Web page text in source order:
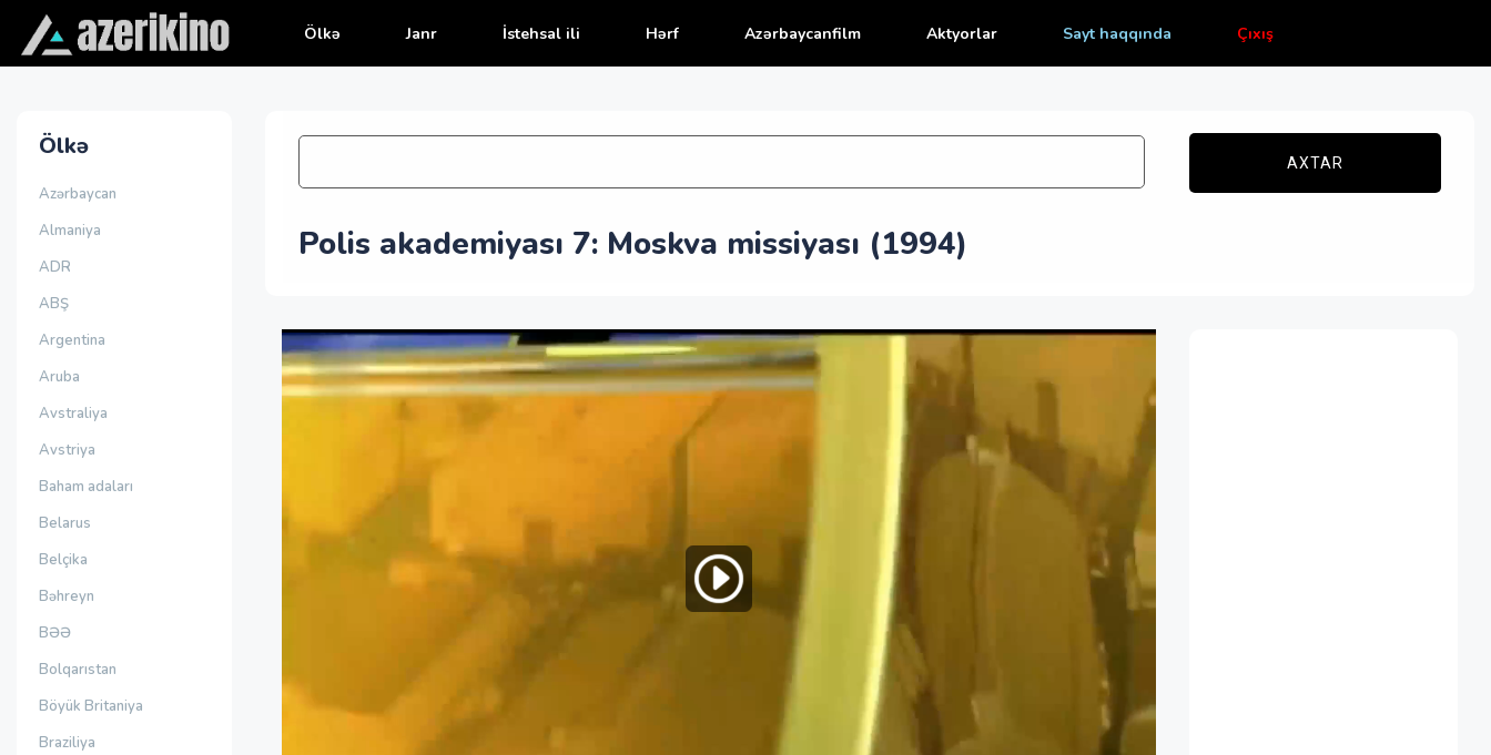
Ölkə Janr İstehsal ili Hərf Azərbaycanfilm Aktyorlar Sayt haqqında Çıxış
Ölkə
Azərbaycan
Almaniya
ADR
ABŞ
Argentina
Aruba
Avstraliya
Avstriya
Baham adaları
Belarus
Belçika
Bəhreyn
BƏƏ
Bolqarıstan
Böyük Britaniya
Braziliya
AXTAR
Polis akademiyası 7: Moskva missiyası (1994)